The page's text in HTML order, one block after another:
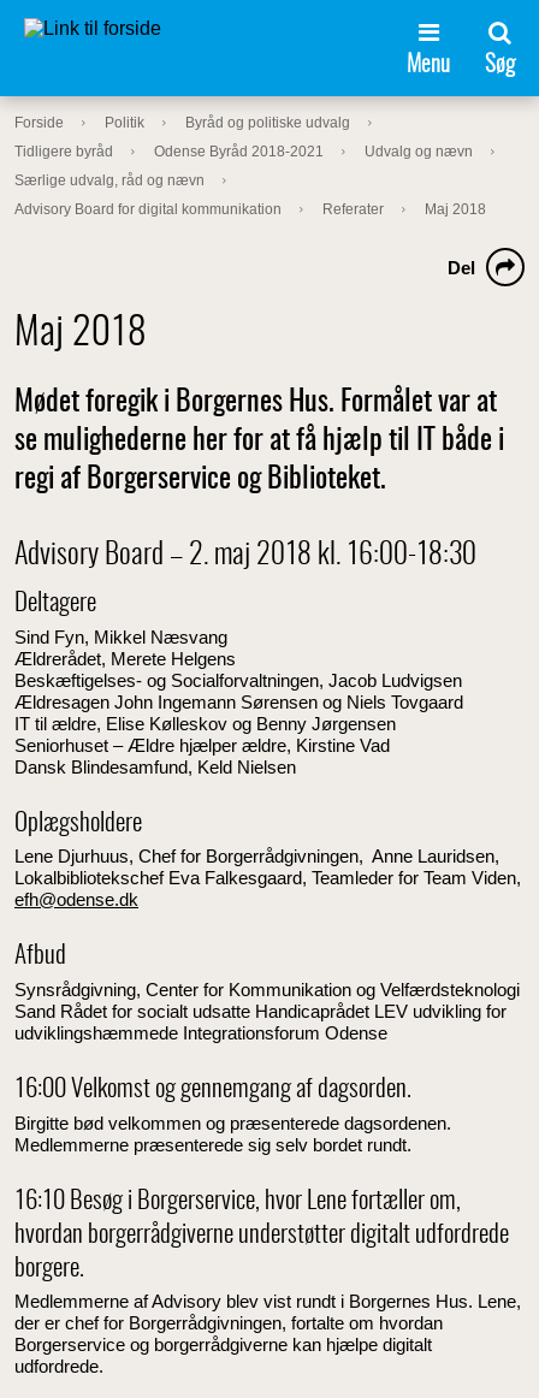
Menu Søg
Forside Politik
Byråd og politiske udvalg
Tidligere byråd
Odense Byråd 2018-2021
Udvalg og nævn
Særlige udvalg, råd og nævn
Advisory Board for digital kommunikation
Referater Maj 2018
Maj 2018
Del
Mødet foregik i Borgernes Hus. Formålet var at
se mulighederne her for at få hjælp til IT både i
regi af Borgerservice og Biblioteket.
Advisory Board – 2. maj 2018 kl. 16:00-18:30
Deltagere
Sind Fyn, Mikkel Næsvang
Ældrerådet, Merete Helgens
Beskæftigelses- og Socialforvaltningen, Jacob Ludvigsen
Ældresagen John Ingemann Sørensen og Niels Tovgaard
IT til ældre, Elise Kølleskov og Benny Jørgensen
Seniorhuset – Ældre hjælper ældre, Kirstine Vad
Dansk Blindesamfund, Keld Nielsen
Oplægsholdere
Lene Djurhuus, Chef for Borgerrådgivningen, Anne Lauridsen,
Lokalbibliotekschef Eva Falkesgaard, Teamleder for Team Viden,
efh@odense.dk
Afbud
Synsrådgivning, Center for Kommunikation og Velfærdsteknologi
Sand Rådet for socialt udsatte Handicaprådet LEV udvikling for
udviklingshæmmede Integrationsforum Odense
16:00 Velkomst og gennemgang af dagsorden.
Birgitte bød velkommen og præsenterede dagsordenen.
Medlemmerne præsenterede sig selv bordet rundt.
16:10 Besøg i Borgerservice, hvor Lene fortæller om,
hvordan borgerrådgiverne understøtter digitalt udfordrede
borgere.
Medlemmerne af Advisory blev vist rundt i Borgernes Hus. Lene,
der er chef for Borgerrådgivningen, fortalte om hvordan
Borgerservice og borgerrådgiverne kan hjælpe digitalt
udfordrede.